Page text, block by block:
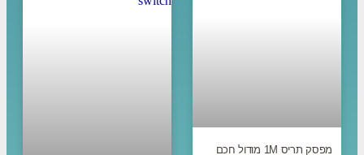
מפסק תריס 1M מודול חכם